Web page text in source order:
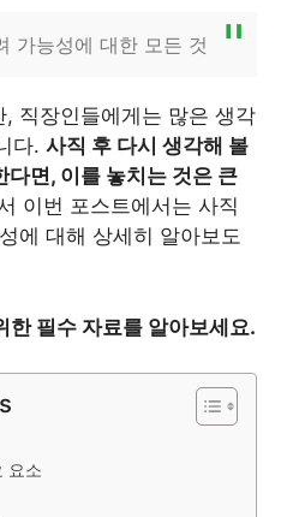
가능성에 대한 모든 것
직장인들에게는 많은 생각
다. 사직 후 다시 생각해 볼
다면, 이를 놓치는 것은 큰
이번 포스트에서는 사직
에 대해 상세히 알아보도
한 필수 자료를 알아보세요.
요소